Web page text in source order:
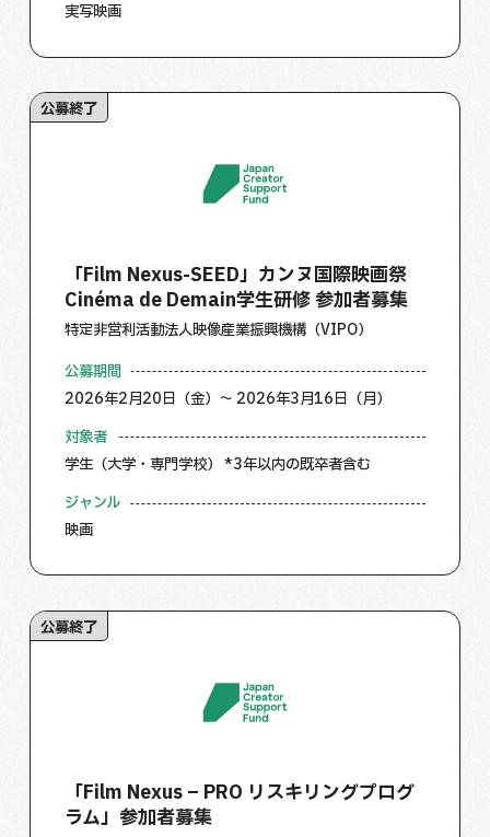
実写映画
公募終了
「Film Nexus-SEED」カンヌ国際映画祭
Cinéma de Demain学生研修 参加者募集
特定非営利活動法人映像産業振興機構（VIPO）
公募期間
2026年2月20日（金）～ 2026年3月16日（月）
対象者
学生（大学・専門学校） *3年以内の既卒者含む
ジャンル
映画
公募終了
「Film Nexus – PRO リスキリングプログ
ラム」参加者募集